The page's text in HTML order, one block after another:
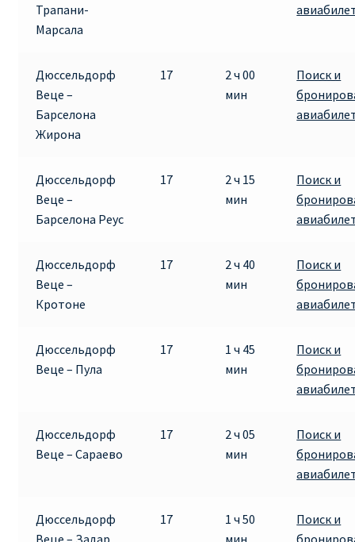
Трапани-
Марсала
Дюссельдорф
Веце –
Барселона
Жирона
17
2 ч 00
мин
Поиск и
Дюссельдорф
Веце –
Барселона Реус
17
2 ч 15
мин
Поиск и
Дюссельдорф
Веце –
Кротоне
17
2 ч 40
мин
Поиск и
Дюссельдорф
Веце – Пула
17
1 ч 45
мин
Поиск и
Дюссельдорф
Веце – Сараево
17
2 ч 05
мин
Поиск и
Дюссельдорф
Веце – Задар
17
1 ч 50
мин
Поиск и